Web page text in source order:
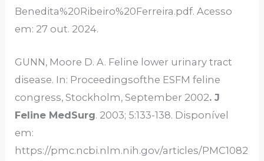
Benedita%20Ribeiro%20Ferreira.pdf. Acesso
em: 27 out. 2024.
GUNN, Moore D. A. Feline lower urinary tract
disease. In: Proceedingsofthe ESFM feline
congress, Stockholm, September 2002. J
Feline MedSurg. 2003; 5:133-138. Disponível
em:
https://pmc.ncbi.nlm.nih.gov/articles/PMC1082